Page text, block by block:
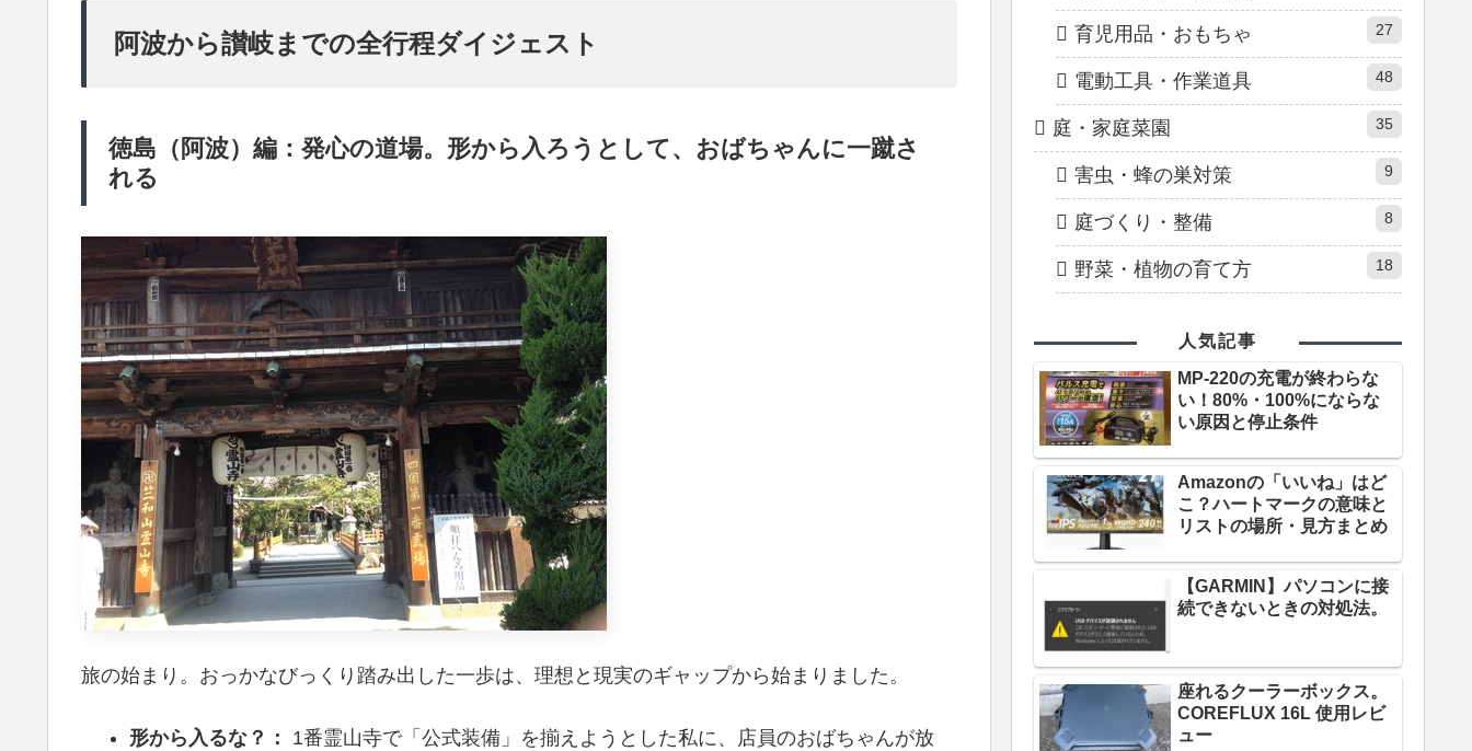
阿波から讃岐までの全行程ダイジェスト
徳島（阿波）編：発心の道場。形から入ろうとして、おばちゃんに一蹴さ
れる
旅の始まり。おっかなびっくり踏み出した一歩は、理想と現実のギャップから始まりました。
形から入るな？：
1番霊山寺で「公式装備」を揃えようとした私に、店員のおばちゃんが放
育児用品・おもちゃ 27
電動工具・作業道具 48
庭・家庭菜園 35
害虫・蜂の巣対策 9
庭づくり・整備 8
野菜・植物の育て方 18
人気記事
MP-220の充電が終わらな
い！80%・100%にならな
い原因と停止条件
Amazonの「いいね」はど
こ？ハートマークの意味と
リストの場所・見方まとめ
【GARMIN】パソコンに接
続できないときの対処法。
座れるクーラーボックス。
COREFLUX 16L 使用レビ
ュー